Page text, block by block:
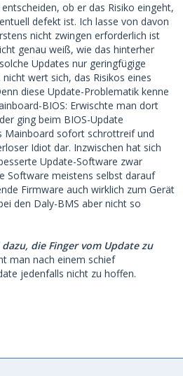
ob er das Risiko eingeht,
defekt ist. Ich lasse von davon
nicht zwingen erforderlich ist
genau weiß, wie das hinterher
Updates nur geringfügige
wert sich, das Risikos eines
diese Update-Problematik kenne
BIOS: Erwischte man dort
ging beim BIOS-Update
Mainboard sofort schrottreif und
Idiot dar. Inzwischen hat sich
Update-Software zwar
Software meistens selbst darauf
Firmware auch wirklich zum Gerät
den Daly-BMS aber nicht so
die Finger vom Update zu
man nach einem schief
jedenfalls nicht zu hoffen.